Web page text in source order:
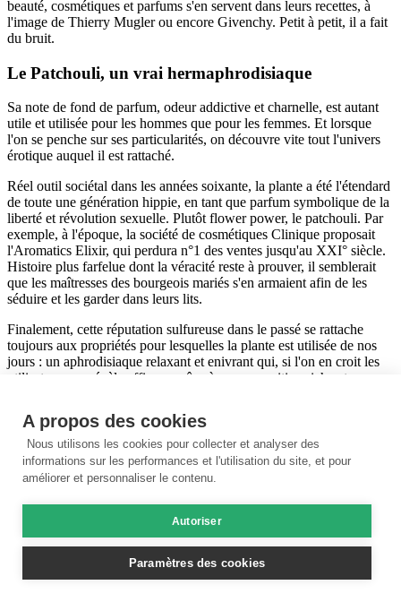
A propos des cookies
Nous utilisons les cookies pour collecter et analyser des
informations sur les performances et l'utilisation du site, et pour
améliorer et personnaliser le contenu.
Autoriser
Paramètres des cookies
beauté, cosmétiques et parfums s'en servent dans leurs recettes, à
l'image de Thierry Mugler ou encore Givenchy. Petit à petit, il a fait
du bruit.
Le Patchouli, un vrai hermaphrodisiaque
Sa note de fond de parfum, odeur addictive et charnelle, est autant
utile et utilisée pour les hommes que pour les femmes. Et lorsque
l'on se penche sur ses particularités, on découvre vite tout l'univers
érotique auquel il est rattaché.
Réel outil sociétal dans les années soixante, la plante a été l'étendard
de toute une génération hippie, en tant que parfum symbolique de la
liberté et révolution sexuelle. Plutôt flower power, le patchouli. Par
exemple, à l'époque, la société de cosmétiques Clinique proposait
l'Aromatics Elixir, qui perdura n°1 des ventes jusqu'au XXI° siècle.
Histoire plus farfelue dont la véracité reste à prouver, il semblerait
que les maîtresses des bourgeois mariés s'en armaient afin de les
séduire et les garder dans leurs lits.
Finalement, cette réputation sulfureuse dans le passé se rattache
toujours aux propriétés pour lesquelles la plante est utilisée de nos
jours : un aphrodisiaque relaxant et enivrant qui, si l'on en croit les
utilisateurs, se révèle efficace grâce à sa composition riche et
Cet article vous a-t-il été utile ?
Oui, Merci Pas vraiment
Bibliographie
Publications scientifiques